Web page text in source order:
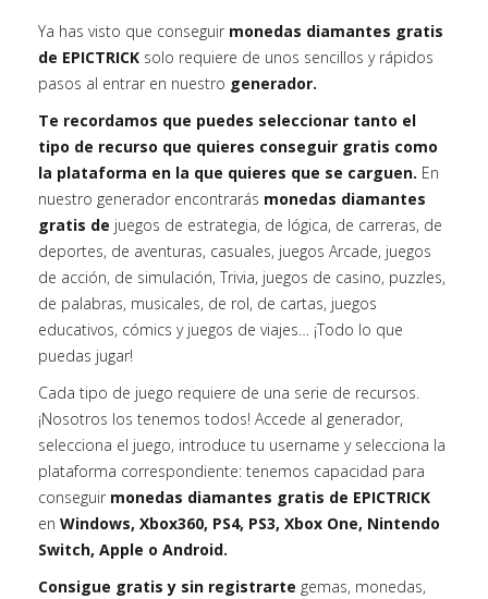
Ya has visto que conseguir monedas diamantes gratis
de EPICTRICK solo requiere de unos sencillos y rápidos
pasos al entrar en nuestro generador.
Te recordamos que puedes seleccionar tanto el
tipo de recurso que quieres conseguir gratis como
la plataforma en la que quieres que se carguen. En
nuestro generador encontrarás monedas diamantes
gratis de juegos de estrategia, de lógica, de carreras, de
deportes, de aventuras, casuales, juegos Arcade, juegos
de acción, de simulación, Trivia, juegos de casino, puzzles,
de palabras, musicales, de rol, de cartas, juegos
educativos, cómics y juegos de viajes… ¡Todo lo que
puedas jugar!
Cada tipo de juego requiere de una serie de recursos.
¡Nosotros los tenemos todos! Accede al generador,
selecciona el juego, introduce tu username y selecciona la
plataforma correspondiente: tenemos capacidad para
conseguir monedas diamantes gratis de EPICTRICK
en Windows, Xbox360, PS4, PS3, Xbox One, Nintendo
Switch, Apple o Android.
Consigue gratis y sin registrarte gemas, monedas,